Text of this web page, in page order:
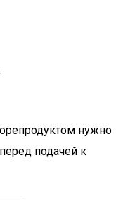
нужно
подачей к